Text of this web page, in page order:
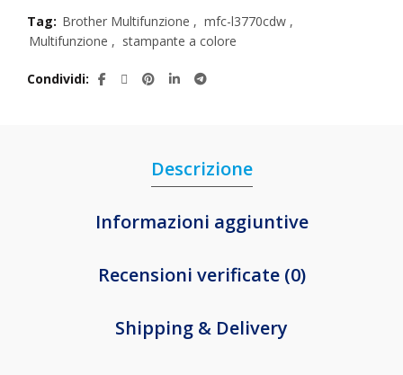
Tag: Brother Multifunzione , mfc-l3770cdw ,
Multifunzione , stampante a colore
Condividi
Descrizione
Informazioni aggiuntive
Recensioni verificate (0)
Shipping & Delivery